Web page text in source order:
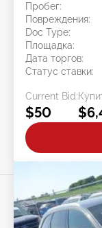
Пробег:
Повреждения:
Doc Type:
Площадка:
Дата торгов:
Статус ставки:
Current Bid:
$50